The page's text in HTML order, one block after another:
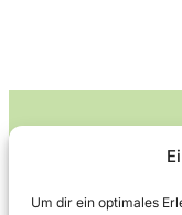
Um dir ein optimales